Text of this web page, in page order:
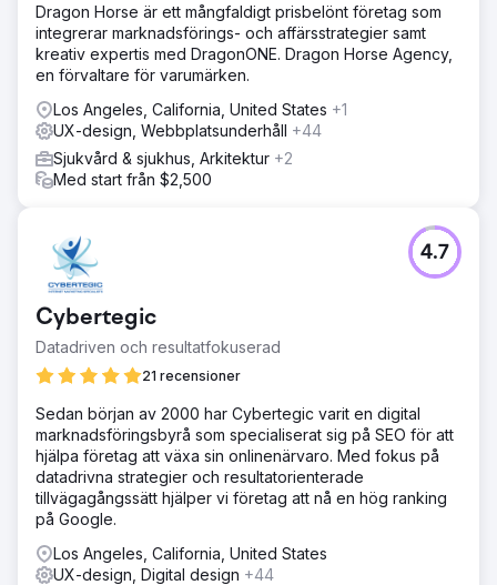
Dragon Horse är ett mångfaldigt prisbelönt företag som
integrerar marknadsförings- och affärsstrategier samt
kreativ expertis med DragonONE. Dragon Horse Agency,
en förvaltare för varumärken.
Los Angeles, California, United States +1
UX-design, Webbplatsunderhåll +44
Sjukvård & sjukhus, Arkitektur +2
Med start från $2,500
Cybertegic
Datadriven och resultatfokuserad
21 recensioner
4.7
Sedan början av 2000 har Cybertegic varit en digital
marknadsföringsbyrå som specialiserat sig på SEO för att
hjälpa företag att växa sin onlinenärvaro. Med fokus på
datadrivna strategier och resultatorienterade
tillvägagångssätt hjälper vi företag att nå en hög ranking
på Google.
Los Angeles, California, United States
UX-design, Digital design +44